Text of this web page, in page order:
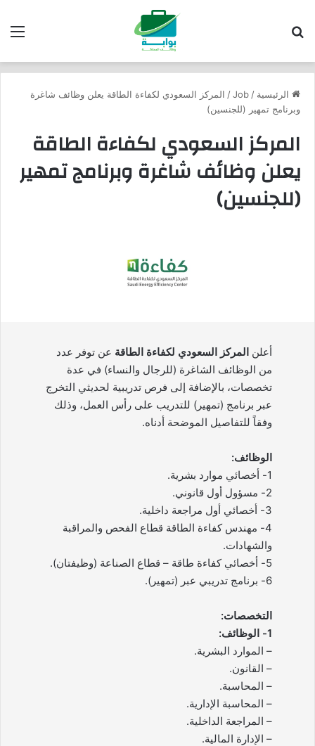
الرئيسية /
Job
/ المركز السعودي لكفاءة الطاقة يعلن وظائف شاغرة
وبرنامج تمهير (للجنسين)
المركز السعودي لكفاءة الطاقة
يعلن وظائف شاغرة وبرنامج تمهير
(للجنسين)
أعلن المركز السعودي لكفاءة الطاقة عن توفر عدد
من الوظائف الشاغرة (للرجال والنساء) في عدة
تخصصات، بالإضافة إلى فرص تدريبية لحديثي التخرج
عبر برنامج (تمهير) للتدريب على رأس العمل، وذلك
وفقاً للتفاصيل الموضحة أدناه.
الوظائف:
1- أخصائي موارد بشرية.
2- مسؤول أول قانوني.
3- أخصائي أول مراجعة داخلية.
4- مهندس كفاءة الطاقة قطاع الفحص والمراقبة
والشهادات.
5- أخصائي كفاءة طاقة – قطاع الصناعة (وظيفتان).
6- برنامج تدريبي عبر (تمهير).
التخصصات:
1- الوظائف:
– الموارد البشرية.
– القانون.
– المحاسبة.
– المحاسبة الإدارية.
– المراجعة الداخلية.
– الإدارة المالية.